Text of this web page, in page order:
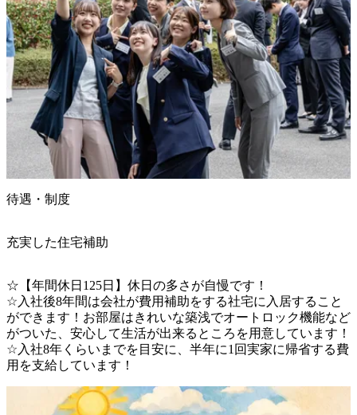
待遇・制度
充実した住宅補助
☆【年間休日125日】休日の多さが自慢です！
☆入社後8年間は会社が費用補助をする社宅に入居すること
ができます！お部屋はきれいな築浅でオートロック機能など
がついた、安心して生活が出来るところを用意しています！
☆入社8年くらいまでを目安に、半年に1回実家に帰省する費
用を支給しています！